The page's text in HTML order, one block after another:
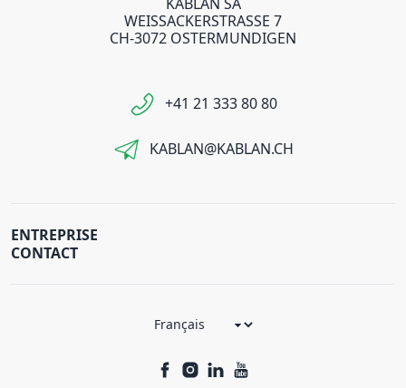
WEISSACKERSTRASSE 7
CH-3072 OSTERMUNDIGEN
+41 21 333 80 80
KABLAN@KABLAN.CH
ENTREPRISE
CONTACT